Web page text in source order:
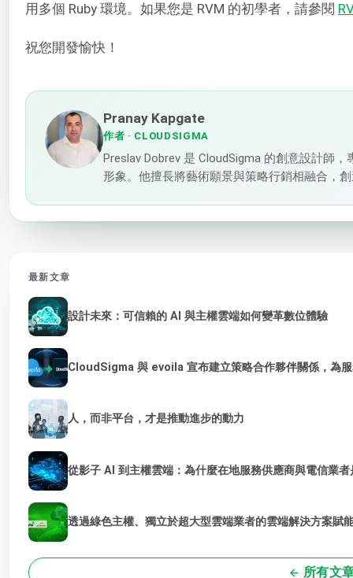
用多個 Ruby 環境。如果您是 RVM 的初學者，請參閱
祝您開發愉快！
Pranay Kapgate
作者 · CLOUDSIGMA
Preslav Dobrev 是 CloudSigma 的創意設計師
形象。他擅長將藝術願景與策略行銷相融合，
最新文章
設計未來：可信賴的 AI 與主權雲端如何變革數位體驗
CloudSigma 與 evoila 宣布建立策略合作夥伴關係，為
人，而非平台，才是推動進步的動力
從影子 AI 到主權雲端：為什麼在地服務供應商與電信業
透過綠色主權、獨立於超大型雲端業者的雲端解決方案賦
所有文